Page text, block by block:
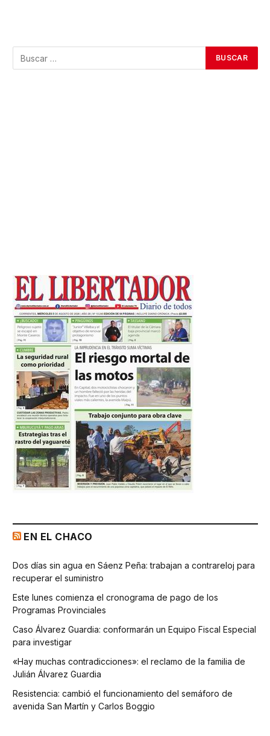
EN EL CHACO
Dos días sin agua en Sáenz Peña: trabajan a contrareloj para
recuperar el suministro
Este lunes comienza el cronograma de pago de los
Programas Provinciales
Caso Álvarez Guardia: conformarán un Equipo Fiscal Especial
para investigar
«Hay muchas contradicciones»: el reclamo de la familia de
Julián Álvarez Guardia
Resistencia: cambió el funcionamiento del semáforo de
avenida San Martín y Carlos Boggio